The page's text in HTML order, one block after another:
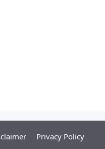
Privacy Policy